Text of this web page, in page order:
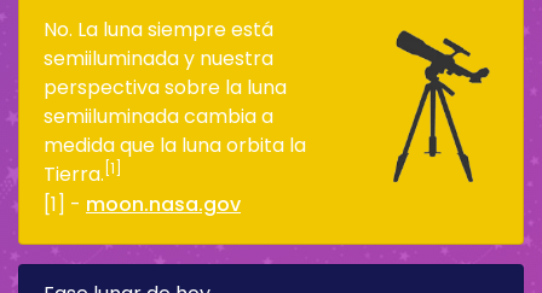
No. La luna siempre está
semiiluminada y nuestra
perspectiva sobre la luna
semiiluminada cambia a
medida que la luna orbita la
Tierra. [1]
[1] - moon.nasa.gov